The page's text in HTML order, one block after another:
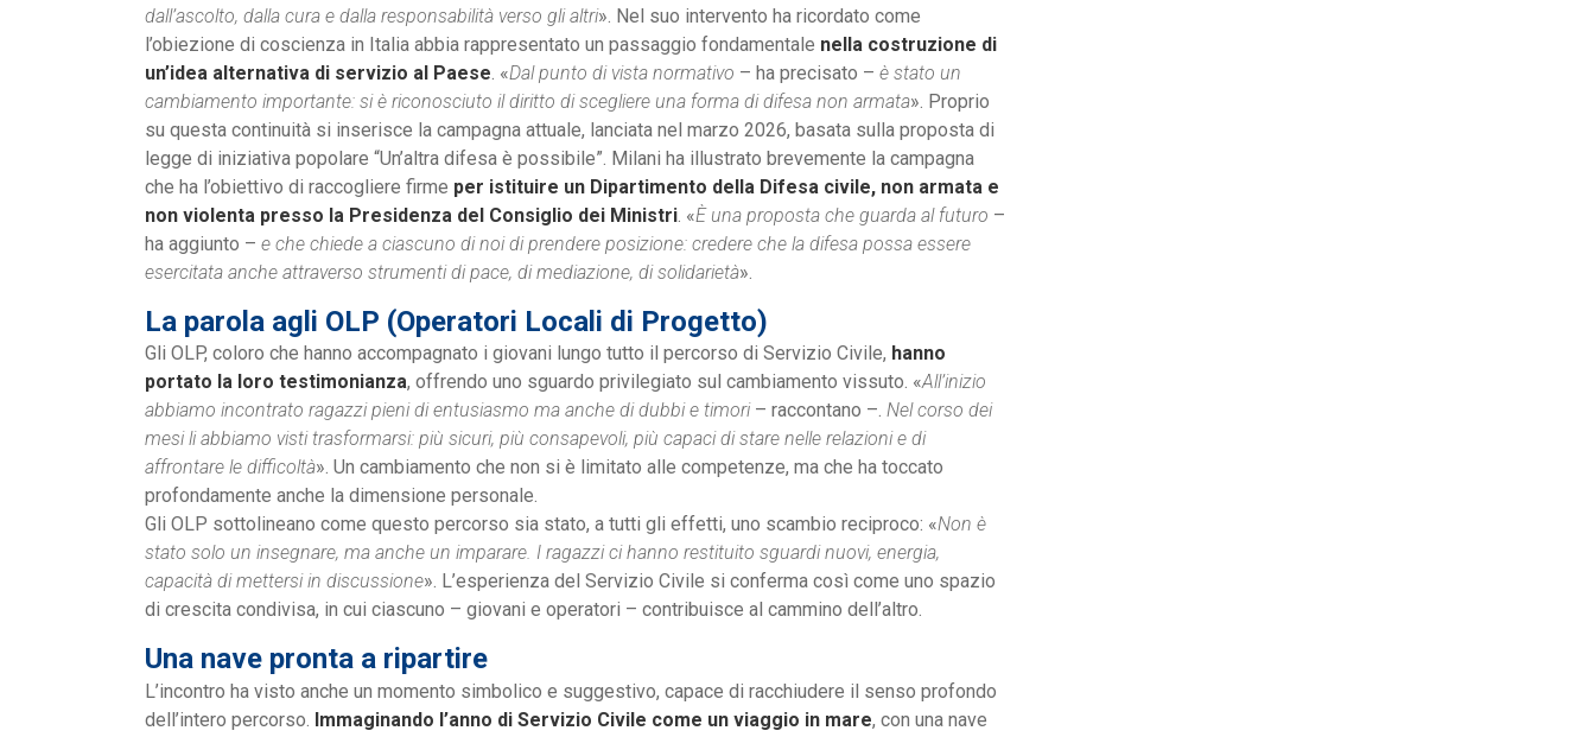
dall’ascolto, dalla cura e dalla responsabilità verso gli altri». Nel suo intervento ha ricordato come
l’obiezione di coscienza in Italia abbia rappresentato un passaggio fondamentale nella costruzione di
un’idea alternativa di servizio al Paese. «Dal punto di vista normativo – ha precisato – è stato un
cambiamento importante: si è riconosciuto il diritto di scegliere una forma di difesa non armata». Proprio
su questa continuità si inserisce la campagna attuale, lanciata nel marzo 2026, basata sulla proposta di
legge di iniziativa popolare “Un’altra difesa è possibile”. Milani ha illustrato brevemente la campagna
che ha l’obiettivo di raccogliere firme per istituire un Dipartimento della Difesa civile, non armata e
non violenta presso la Presidenza del Consiglio dei Ministri. «È una proposta che guarda al futuro –
ha aggiunto – e che chiede a ciascuno di noi di prendere posizione: credere che la difesa possa essere
esercitata anche attraverso strumenti di pace, di mediazione, di solidarietà».
La parola agli OLP (Operatori Locali di Progetto)
Gli OLP, coloro che hanno accompagnato i giovani lungo tutto il percorso di Servizio Civile, hanno
portato la loro testimonianza, offrendo uno sguardo privilegiato sul cambiamento vissuto. «All’inizio
abbiamo incontrato ragazzi pieni di entusiasmo ma anche di dubbi e timori– raccontano –. Nel corso dei
mesi li abbiamo visti trasformarsi: più sicuri, più consapevoli, più capaci di stare nelle relazioni e di
affrontare le difficoltà». Un cambiamento che non si è limitato alle competenze, ma che ha toccato
profondamente anche la dimensione personale.
Gli OLP sottolineano come questo percorso sia stato, a tutti gli effetti, uno scambio reciproco: «Non è
stato solo un insegnare, ma anche un imparare. I ragazzi ci hanno restituito sguardi nuovi, energia,
capacità di mettersi in discussione». L’esperienza del Servizio Civile si conferma così come uno spazio
di crescita condivisa, in cui ciascuno – giovani e operatori – contribuisce al cammino dell’altro.
Una nave pronta a ripartire
L’incontro ha visto anche un momento simbolico e suggestivo, capace di racchiudere il senso profondo
dell’intero percorso. Immaginando l’anno di Servizio Civile come un viaggio in mare, con una nave